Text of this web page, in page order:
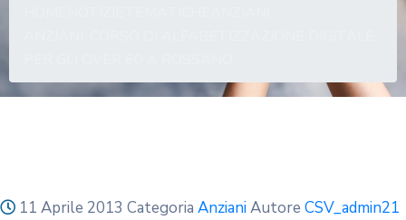
11 Aprile 2013 Categoria AnzianiAutore CSV_admin21